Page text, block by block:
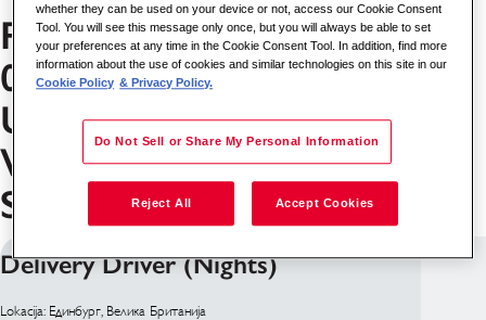
Poslovi u WA 0859 3970
0884 Biaya Yang Diperlukan
Untuk Membangun Plafon
Warna Kayu Terpercaya
Slogohimo Wonogiri
Delivery Driver (Nights)
Lokacija: Единбург, Велика Британија
whether they can be used on your device or not, access our Cookie Consent
Tool. You will see this message only once, but you will always be able to set
your preferences at any time in the Cookie Consent Tool. In addition, find more
information about the use of cookies and similar technologies on this site in our
Cookie Policy & Privacy Policy.
Do Not Sell or Share My Personal Information
Reject All Accept Cookies